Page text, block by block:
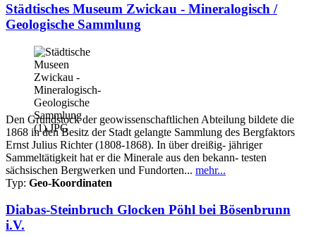
Städtisches Museum Zwickau - Mineralogisch /
Geologische Sammlung
Den Grundstock der geowissenschaftlichen Abteilung bildete die
1868 in den Besitz der Stadt gelangte Sammlung des Bergfaktors
Ernst Julius Richter (1808-1868). In über dreißig- jähriger
Sammeltätigkeit hat er die Minerale aus den bekann- testen
sächsischen Bergwerken und Fundorten... mehr...
Typ: Geo-Koordinaten
Diabas-Steinbruch Glocken Pöhl bei Bösenbrunn
i.V.